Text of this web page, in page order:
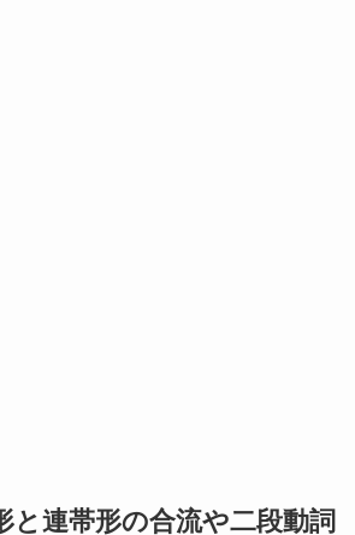
と連帯形の合流や二段動詞